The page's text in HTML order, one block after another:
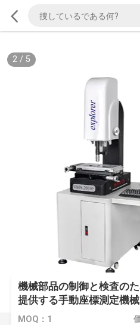
2/ 5
機械部品の制御と検査の
提供する手動座標測定機械
MOQ：1